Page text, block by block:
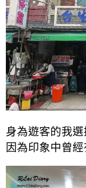
身為遊客的我
因為印象中曾